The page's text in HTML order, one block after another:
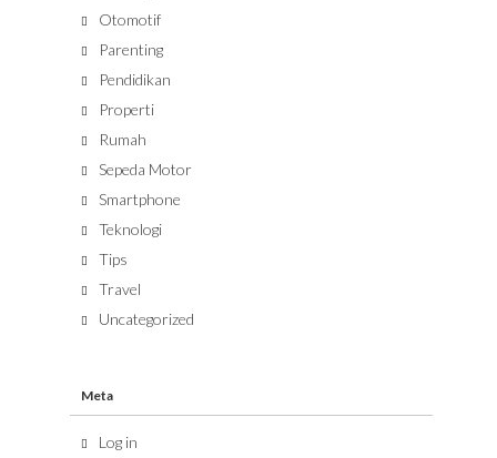
Otomotif
Parenting
Pendidikan
Properti
Rumah
Sepeda Motor
Smartphone
Teknologi
Tips
Travel
Uncategorized
Meta
Log in